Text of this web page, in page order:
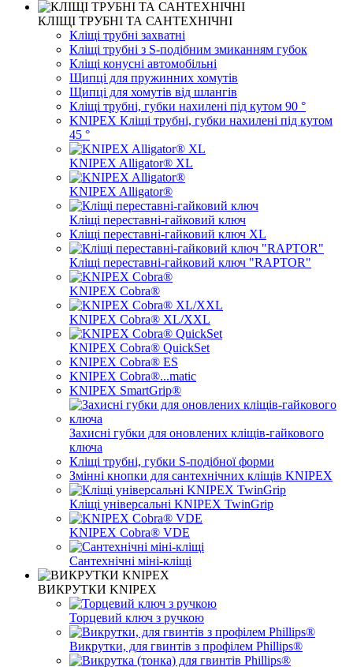
КЛІЩІ ТРУБНІ ТА САНТЕХНІЧНІ
Кліщі трубні захватні
Кліщі трубні з S-подібним змиканням губок
Кліщі конусні автомобільні
Щипці для пружинних хомутів
Щипці для хомутів від шлангів
Кліщі трубні, губки нахилені під кутом 90 °
KNIPEX Кліщі трубні, губки нахилені під кутом
45 °
KNIPEX Alligator® XL
KNIPEX Alligator®
Кліщі переставні-гайковий ключ
Кліщі переставні-гайковий ключ XL
Кліщі переставні-гайковий ключ "RAPTOR"
KNIPEX Cobra®
KNIPEX Cobra® XL/XXL
KNIPEX Cobra® QuickSet
KNIPEX Cobra® ES
KNIPEX Cobra®...matic
KNIPEX SmartGrip®
Захисні губки для оновлених кліщів-гайкового
ключа
Кліщі трубні, губки S-подібної форми
Змінні кнопки для сантехнічних кліщів KNIPEX
Кліщі універсальні KNIPEX TwinGrip
KNIPEX Cobra® VDE
Сантехнічні міні-кліщі
ВИКРУТКИ KNIPEX
Торцевий ключ з ручкою
Викрутки, для гвинтів з профілем Phillips®